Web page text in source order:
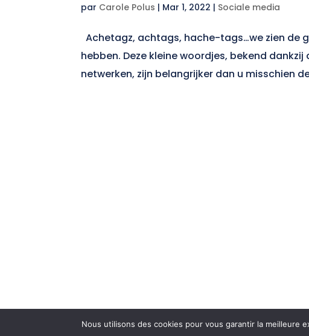
par Carole Polus | Mar 1, 2022 | Sociale media
Achetagz, achtags, hache-tags…we zien de
hebben. Deze kleine woordjes, bekend
netwerken, zijn belangrijker dan u misschien
Nous utilisons des cookies pour vous garantir la